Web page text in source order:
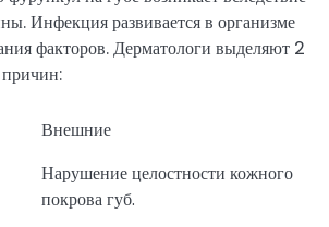
Инфекция развивается в организме
факторов. Дерматологи выделяют 2
Внешние
Нарушение целостности кожного
покрова губ.